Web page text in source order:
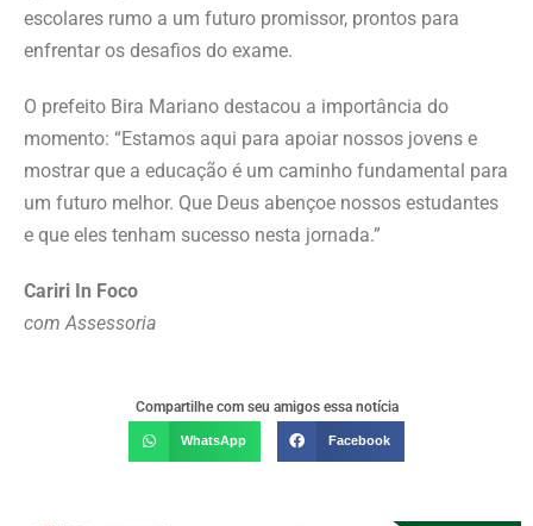
escolares rumo a um futuro promissor, prontos para
enfrentar os desafios do exame.
O prefeito Bira Mariano destacou a importância do
momento: “Estamos aqui para apoiar nossos jovens e
mostrar que a educação é um caminho fundamental para
um futuro melhor. Que Deus abençoe nossos estudantes
e que eles tenham sucesso nesta jornada.”
Cariri In Foco
com Assessoria
Compartilhe com seu amigos essa notícia
WhatsApp Facebook